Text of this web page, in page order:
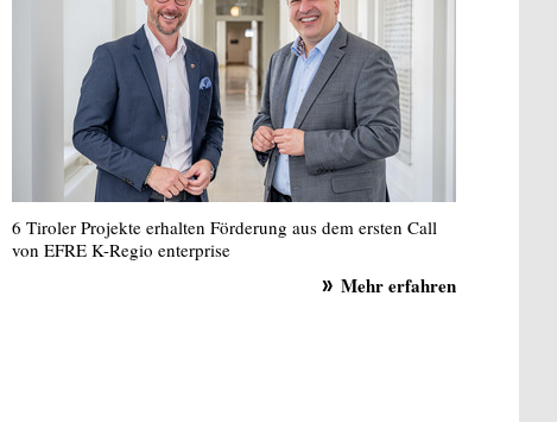
6 Tiroler Projekte erhalten Förderung aus dem ersten Call
von EFRE K-Regio enterprise
Mehr erfahren